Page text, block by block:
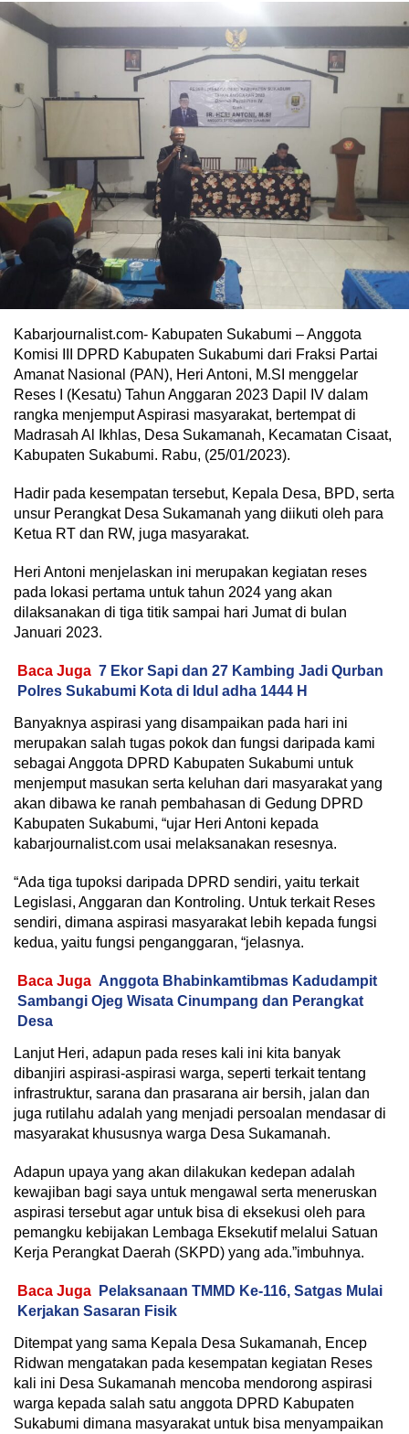
Kabarjournalist.com- Kabupaten Sukabumi – Anggota
Komisi III DPRD Kabupaten Sukabumi dari Fraksi Partai
Amanat Nasional (PAN), Heri Antoni, M.SI menggelar
Reses I (Kesatu) Tahun Anggaran 2023 Dapil IV dalam
rangka menjemput Aspirasi masyarakat, bertempat di
Madrasah Al Ikhlas, Desa Sukamanah, Kecamatan Cisaat,
Kabupaten Sukabumi. Rabu, (25/01/2023).
Hadir pada kesempatan tersebut, Kepala Desa, BPD, serta
unsur Perangkat Desa Sukamanah yang diikuti oleh para
Ketua RT dan RW, juga masyarakat.
Heri Antoni menjelaskan ini merupakan kegiatan reses
pada lokasi pertama untuk tahun 2024 yang akan
dilaksanakan di tiga titik sampai hari Jumat di bulan
Januari 2023.
Baca Juga 7 Ekor Sapi dan 27 Kambing Jadi Qurban
Polres Sukabumi Kota di Idul adha 1444 H
Banyaknya aspirasi yang disampaikan pada hari ini
merupakan salah tugas pokok dan fungsi daripada kami
sebagai Anggota DPRD Kabupaten Sukabumi untuk
menjemput masukan serta keluhan dari masyarakat yang
akan dibawa ke ranah pembahasan di Gedung DPRD
Kabupaten Sukabumi, “ujar Heri Antoni kepada
kabarjournalist.com usai melaksanakan resesnya.
“Ada tiga tupoksi daripada DPRD sendiri, yaitu terkait
Legislasi, Anggaran dan Kontroling. Untuk terkait Reses
sendiri, dimana aspirasi masyarakat lebih kepada fungsi
kedua, yaitu fungsi penganggaran, “jelasnya.
Baca Juga Anggota Bhabinkamtibmas Kadudampit
Sambangi Ojeg Wisata Cinumpang dan Perangkat
Desa
Lanjut Heri, adapun pada reses kali ini kita banyak
dibanjiri aspirasi-aspirasi warga, seperti terkait tentang
infrastruktur, sarana dan prasarana air bersih, jalan dan
juga rutilahu adalah yang menjadi persoalan mendasar di
masyarakat khususnya warga Desa Sukamanah.
Adapun upaya yang akan dilakukan kedepan adalah
kewajiban bagi saya untuk mengawal serta meneruskan
aspirasi tersebut agar untuk bisa di eksekusi oleh para
pemangku kebijakan Lembaga Eksekutif melalui Satuan
Kerja Perangkat Daerah (SKPD) yang ada.”imbuhnya.
Baca Juga
Pelaksanaan TMMD Ke-116, Satgas Mulai
Kerjakan Sasaran Fisik
Ditempat yang sama Kepala Desa Sukamanah, Encep
Ridwan mengatakan pada kesempatan kegiatan Reses
kali ini Desa Sukamanah mencoba mendorong aspirasi
warga kepada salah satu anggota DPRD Kabupaten
Sukabumi dimana masyarakat untuk bisa menyampaikan